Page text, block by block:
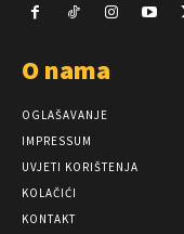
O nama
OGLAŠAVANJE
IMPRESSUM
UVJETI KORIŠTENJA
KOLAČIĆI
KONTAKT